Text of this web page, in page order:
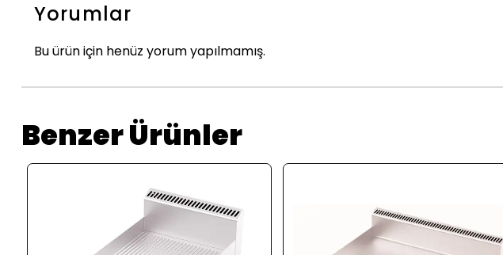
Yorumlar
Bu ürün için henüz yorum yapılmamış.
Benzer Ürünler